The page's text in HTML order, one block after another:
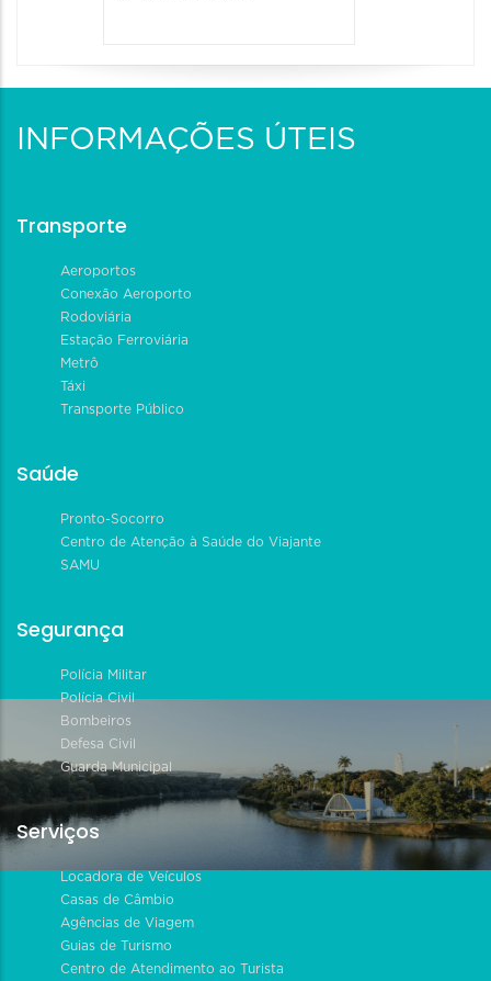
INFORMAÇÕES ÚTEIS
Transporte
Aeroportos
Conexão Aeroporto
Rodoviária
Estação Ferroviária
Metrô
Táxi
Transporte Público
Saúde
Pronto-Socorro
Centro de Atenção à Saúde do Viajante
SAMU
Segurança
Polícia Militar
Polícia Civil
Bombeiros
Defesa Civil
Guarda Municipal
Serviços
Locadora de Veículos
Casas de Câmbio
Agências de Viagem
Guias de Turismo
Centro de Atendimento ao Turista